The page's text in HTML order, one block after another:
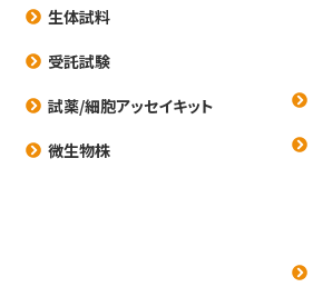
生体試料
受託試験
試薬/細胞アッセイキット
微生物株